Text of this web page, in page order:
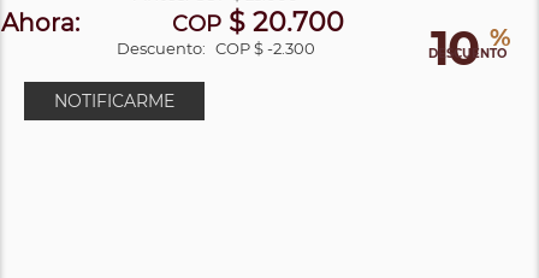
10 %
DESCUENTO
Ahora: COP$ 20.700
Descuento: COP $ -2.300
NOTIFICARME